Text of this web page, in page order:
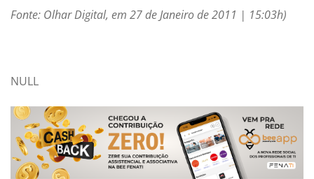
Fonte: Olhar Digital, em 27 de Janeiro de 2011 | 15:03h)
NULL